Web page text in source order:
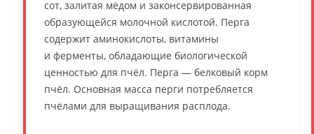
сот, залитая мёдом и законсервированная
образующейся молочной кислотой. Перга
содержит аминокислоты, витамины
и ферменты, обладающие биологической
ценностью для пчёл. Перга — белковый корм
пчёл. Основная масса перги потребляется
пчёлами для выращивания расплода.